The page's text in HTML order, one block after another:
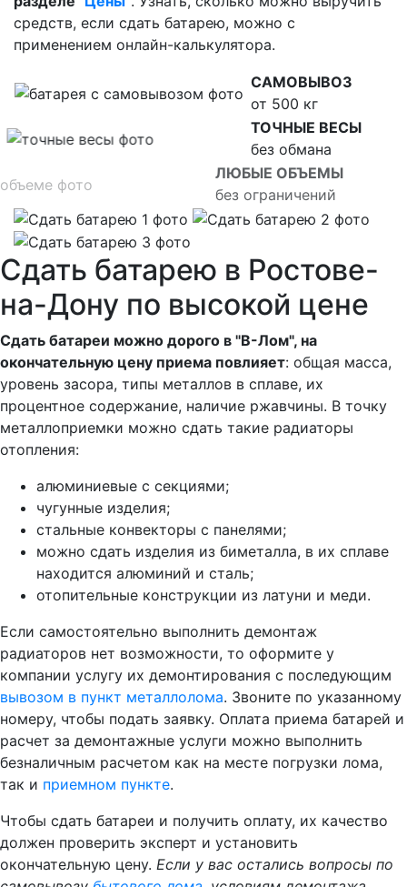
средств, если сдать батарею, можно с
применением онлайн-калькулятора.
САМОВЫВОЗ
от 500 кг
ТОЧНЫЕ ВЕСЫ
без обмана
ЛЮБЫЕ ОБЪЕМЫ
без ограничений
Сдать батарею в Ростове-
на-Дону по высокой цене
Сдать батареи можно дорого в "В-Лом", на
окончательную цену приема повлияет: общая масса,
уровень засора, типы металлов в сплаве, их
процентное содержание, наличие ржавчины. В точку
металлоприемки можно сдать такие радиаторы
отопления:
алюминиевые с секциями;
чугунные изделия;
стальные конвекторы с панелями;
можно сдать изделия из биметалла, в их сплаве
находится алюминий и сталь;
отопительные конструкции из латуни и меди.
Если самостоятельно выполнить демонтаж
радиаторов нет возможности, то оформите у
компании услугу их демонтирования с последующим
вывозом в пункт металлолома. Звоните по указанному
номеру, чтобы подать заявку. Оплата приема батарей и
расчет за демонтажные услуги можно выполнить
безналичным расчетом как на месте погрузки лома,
так и приемном пункте.
Чтобы сдать батареи и получить оплату, их качество
должен проверить эксперт и установить
окончательную цену. Если у вас остались вопросы по